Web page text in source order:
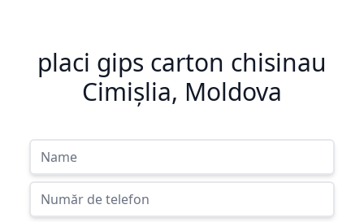
placi gips carton chisinau
Cimișlia, Moldova